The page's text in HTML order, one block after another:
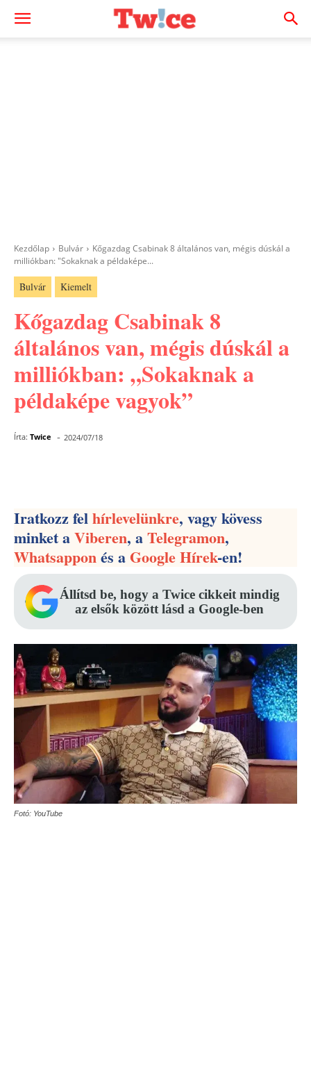
Kezdőlap Bulvár
Kőgazdag Csabinak 8 általános van, mégis dúskál a
milliókban: "Sokaknak a példaképe...
Bulvár Kiemelt
Kőgazdag Csabinak 8
általános van, mégis dúskál a
milliókban: „Sokaknak a
példaképe vagyok”
Írta: Twice - 2024/07/18
Iratkozz felhírlevelünkre, vagy kövess
minket aViberen, aTelegramon,
Whatsapponés aGoogle Hírek-en!
Állítsd be, hogy a Twice cikkeit mindig
az elsők között lásd a Google-ben
Fotó: YouTube